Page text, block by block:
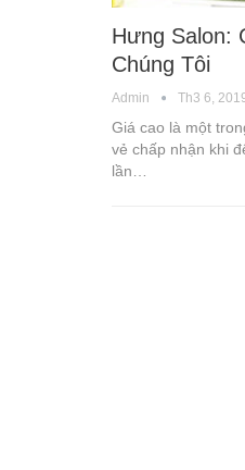
Hưng Salon:
Chúng Tôi
Admin Th3 6,
Giá cao là một
vẻ chấp nhận khi
lần…